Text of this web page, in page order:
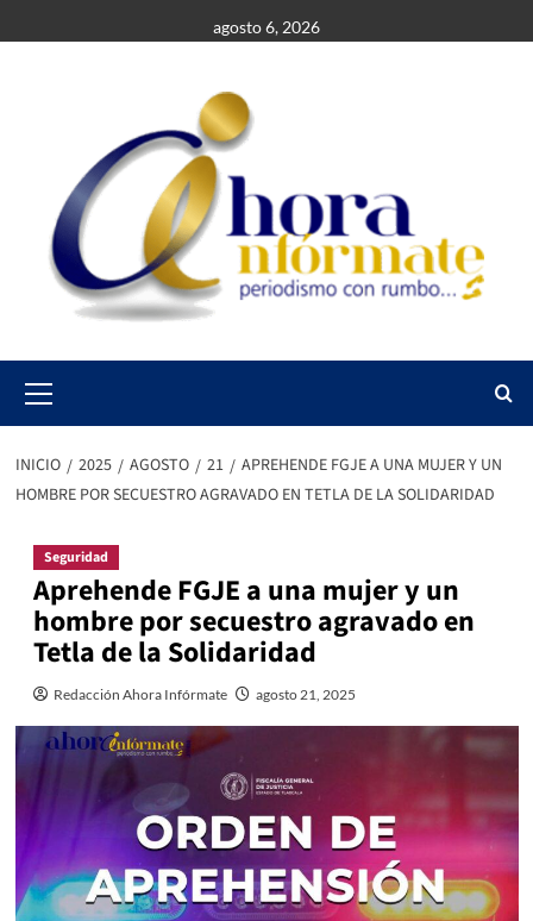
al
agosto 6, 2026
Menu
INICIO 2025 AGOSTO 21
APREHENDE FGJE A UNA MUJER Y UN
HOMBRE POR SECUESTRO AGRAVADO EN TETLA DE LA SOLIDARIDAD
Seguridad
Aprehende FGJE a una mujer y un
hombre por secuestro agravado en
Tetla de la Solidaridad
Redacción Ahora Infórmate agosto 21, 2025